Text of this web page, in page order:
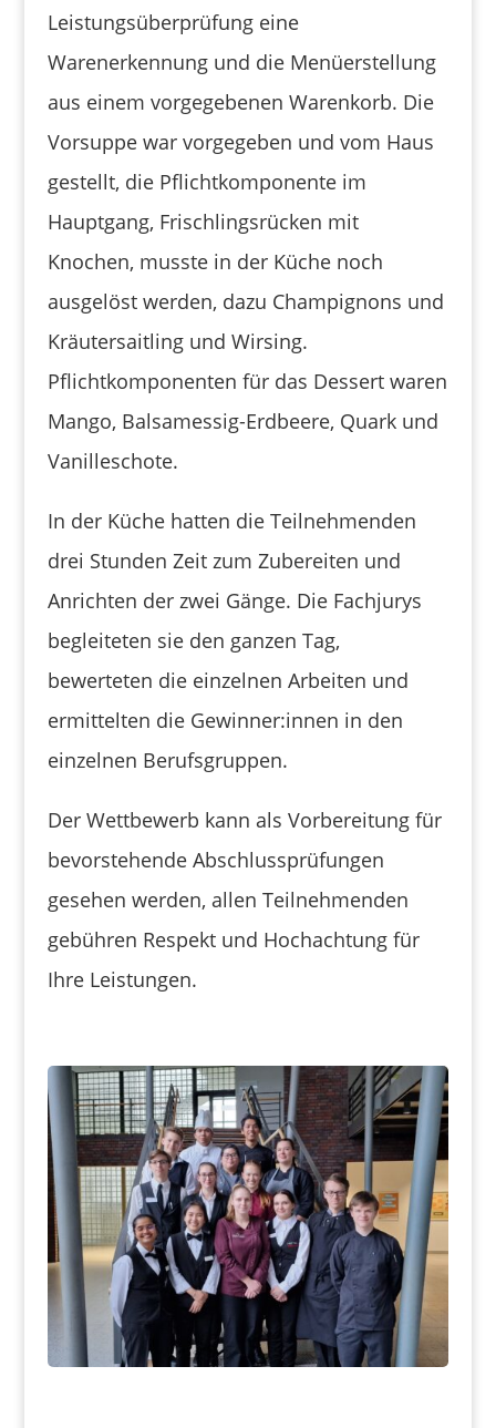
Leistungsüberprüfung eine
Warenerkennung und die Menüerstellung
aus einem vorgegebenen Warenkorb. Die
Vorsuppe war vorgegeben und vom Haus
gestellt, die Pflichtkomponente im
Hauptgang, Frischlingsrücken mit
Knochen, musste in der Küche noch
ausgelöst werden, dazu Champignons und
Kräutersaitling und Wirsing.
Pflichtkomponenten für das Dessert waren
Mango, Balsamessig-Erdbeere, Quark und
Vanilleschote.
In der Küche hatten die Teilnehmenden
drei Stunden Zeit zum Zubereiten und
Anrichten der zwei Gänge. Die Fachjurys
begleiteten sie den ganzen Tag,
bewerteten die einzelnen Arbeiten und
ermittelten die Gewinner:innen in den
einzelnen Berufsgruppen.
Der Wettbewerb kann als Vorbereitung für
bevorstehende Abschlussprüfungen
gesehen werden, allen Teilnehmenden
gebühren Respekt und Hochachtung für
Ihre Leistungen.